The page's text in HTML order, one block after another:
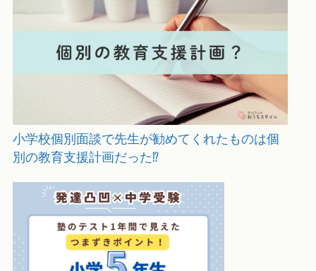
小学校個別面談で先生が勧めてくれたものは個
別の教育支援計画だった⁉